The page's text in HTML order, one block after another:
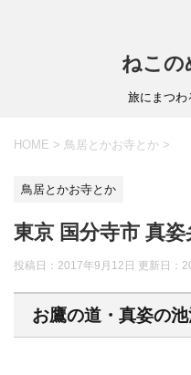
ねこの
旅にまつわ
HOME > 鳥居とかお寺とか >
鳥居とかお寺とか
東京 国分寺市 真
投稿日：2017年9月12日 更新日：
お鷹の道・真姿の